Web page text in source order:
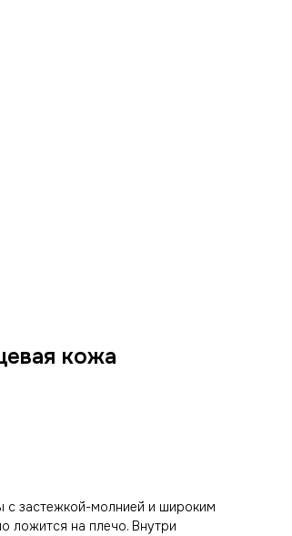
кожа
с застежкой-молнией и широким
ложится на плечо. Внутри